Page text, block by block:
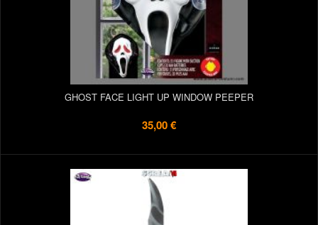
GHOST FACE LIGHT UP WINDOW PEEPER
35,00 €